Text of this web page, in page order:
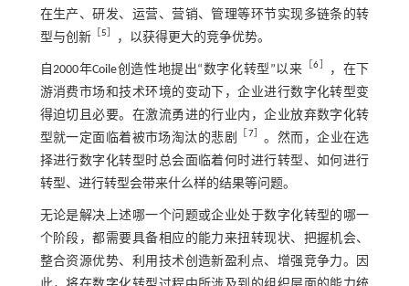
在生产、研发、运营、营销、管理等环节实现多链条的转
型与创新［5］ ，以获得更大的竞争优势。
自2000年Coile创造性地提出“数字化转型”以来 ［6］
，在下
游消费市场和技术环境的变动下，企业进行数字化转型变
得迫切且必要。在激流勇进的行业内，企业放弃数字化转
型就一定面临着被市场淘汰的悲剧
［ 7］ 。然而，企业在选
择进行数字化转型时总会面临着何时进行转型、如何进行
转型、进行转型会带来什么样的结果等问题。
无论是解决上述哪一个问题或企业处于数字化转型的哪一
个阶段，都需要具备相应的能力来扭转现状、把握机会、
整合资源优势、利用技术创造新盈利点、增强竞争力。因